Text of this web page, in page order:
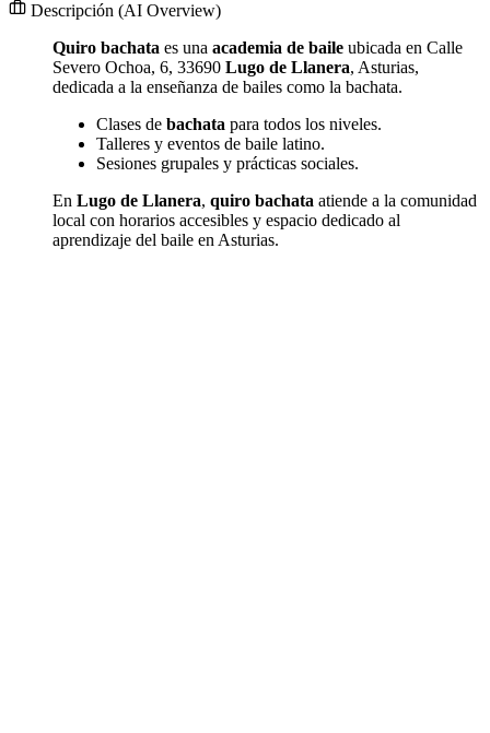
Descripción (AI Overview)
Quiro bachata es una academia de baile ubicada en Calle
Severo Ochoa, 6, 33690 Lugo de Llanera, Asturias,
dedicada a la enseñanza de bailes como la bachata.
Clases de bachata para todos los niveles.
Talleres y eventos de baile latino.
Sesiones grupales y prácticas sociales.
En Lugo de Llanera, quiro bachata atiende a la comunidad
local con horarios accesibles y espacio dedicado al
aprendizaje del baile en Asturias.